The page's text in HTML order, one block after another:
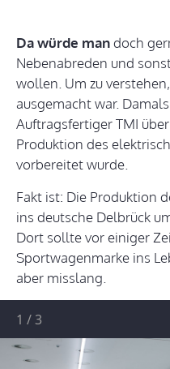
Da würde mandoch
Nebenabreden und
wollen. Um zu
ausgemacht war.
Auftragsfertiger TMI
Produktion des
vorbereitet wurde.
Fakt ist: Die Produktion
ins deutsche Delbrück
Dort sollte vor einiger
Sportwagenmarke ins
aber misslang.
1 /3